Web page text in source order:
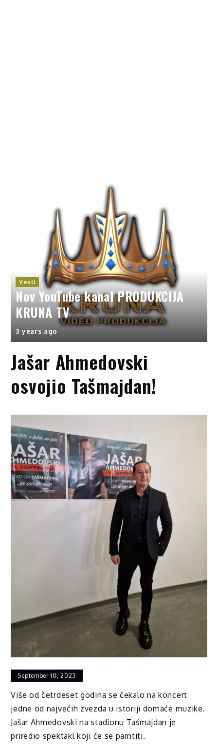
Vesti
Nov YouTube kanal PRODUKCIJA
KRUNA TV
3 years ago
Jašar Ahmedovski
osvojio Tašmajdan!
September 10, 2023
Više od četrdeset godina se čekalo na koncert
jedne od najvećih zvezda u istoriji domaće muzike.
Jašar Ahmedovski na stadionu Tašmajdan je
priredio spektakl koji će se pamtiti.